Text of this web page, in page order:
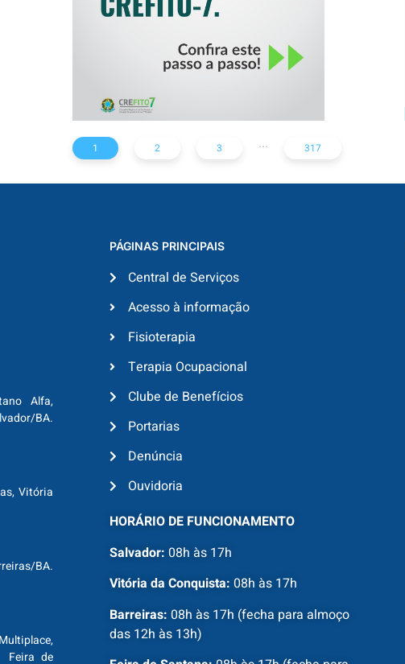
1 2 3 ... 317
Alfa,
BA.
Vitória
BA.
Feira de
PÁGINAS PRINCIPAIS
Central de Serviços
Acesso à informação
Fisioterapia
Terapia Ocupacional
Clube de Benefícios
Portarias
Denúncia
Ouvidoria
HORÁRIO DE FUNCIONAMENTO
Salvador: 08h às 17h
Vitória da Conquista: 08h às 17h
Barreiras: 08h às 17h (fecha para almoço
das 12h às 13h)